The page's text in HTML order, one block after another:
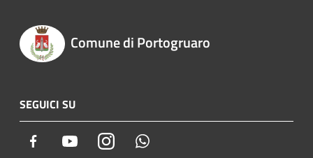
Comune di Portogruaro
SEGUICI SU
Facebook YoutubeInstagram